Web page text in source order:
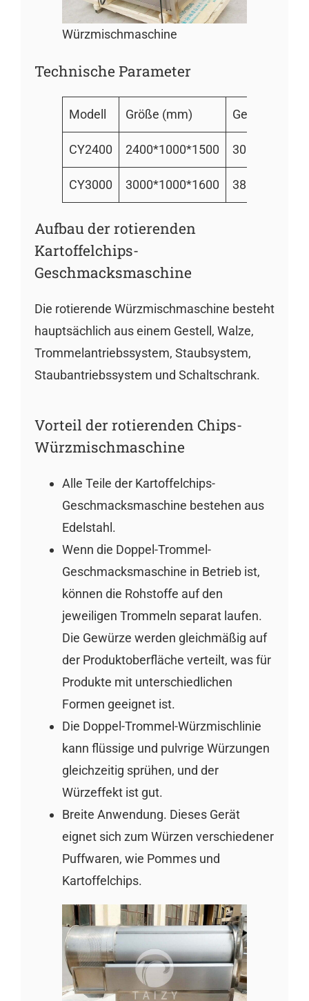
Würzmischmaschine
Technische Parameter
Modell Größe (mm) Gewicht(kg)
CY2400 2400*1000*1500 300
CY3000 3000*1000*1600 380
Aufbau der rotierenden
Kartoffelchips-
Geschmacksmaschine
Die rotierende Würzmischmaschine besteht
hauptsächlich aus einem Gestell, Walze,
Trommelantriebssystem, Staubsystem,
Staubantriebssystem und Schaltschrank.
Vorteil der rotierenden Chips-
Würzmischmaschine
Alle Teile der Kartoffelchips-
Geschmacksmaschine bestehen aus
Edelstahl.
Wenn die Doppel-Trommel-
Geschmacksmaschine in Betrieb ist,
können die Rohstoffe auf den
jeweiligen Trommeln separat laufen.
Die Gewürze werden gleichmäßig auf
der Produktoberfläche verteilt, was für
Produkte mit unterschiedlichen
Formen geeignet ist.
Die Doppel-Trommel-Würzmischlinie
kann flüssige und pulvrige Würzungen
gleichzeitig sprühen, und der
Würzeffekt ist gut.
Breite Anwendung. Dieses Gerät
eignet sich zum Würzen verschiedener
Puffwaren, wie Pommes und
Kartoffelchips.